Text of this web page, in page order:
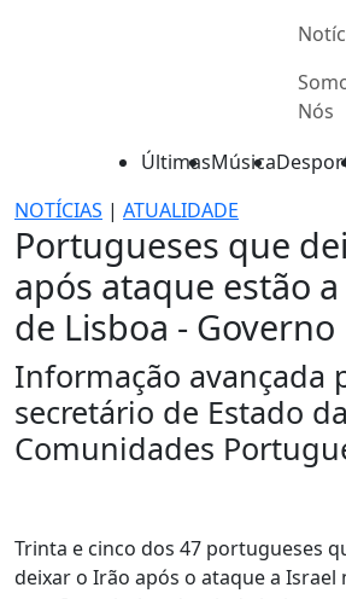
Nós
ÚltimasMúsica
NOTÍCIAS | ATUALIDADE
Portugueses que
após ataque estão
de Lisboa - Governo
Informação avançada
secretário de Estado
Comunidades
Trinta e cinco dos 47 portugueses
deixar o Irão após o ataque a